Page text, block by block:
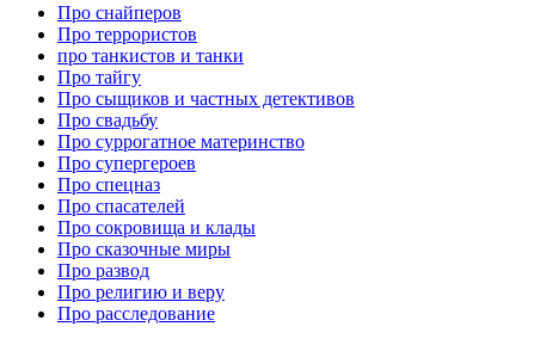
Про снайперов
Про террористов
про танкистов и танки
Про тайгу
Про сыщиков и частных детективов
Про свадьбу
Про суррогатное материнство
Про супергероев
Про спецназ
Про спасателей
Про сокровища и клады
Про сказочные миры
Про развод
Про религию и веру
Про расследование